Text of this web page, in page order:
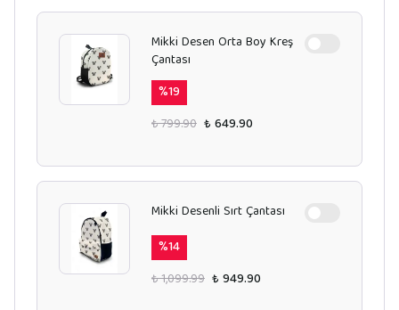
Mikki Desen Orta Boy Kreş
Çantası
%19
₺ 799.90 ₺ 649.90
Mikki Desenli Sırt Çantası
%14
₺ 1,099.99 ₺ 949.90